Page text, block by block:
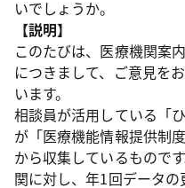
いでしょうか。
【説明】
このたびは、医療機関案
につきまして、ご意見を
います。
相談員が活用している「
が「医療機能情報提供制
から収集しているもので
関に対し、年1回データ